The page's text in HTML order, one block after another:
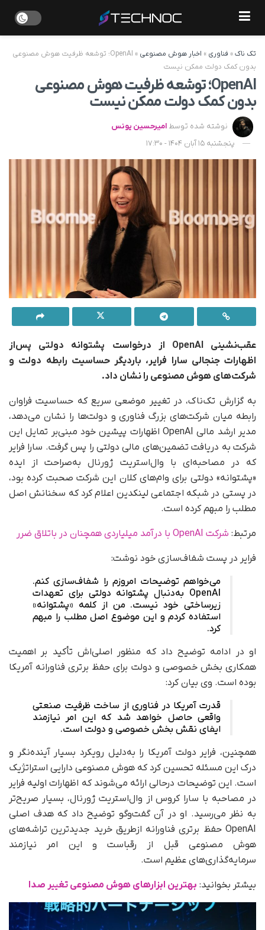
تک ناک» فناوری » اخبار هوش مصنوعی »
OpenAI؛ توشعه ظرفیت هوش مصنوعی
بدون کمک دولت ممکن نیست
OpenAI؛ توشعه ظرفیت هوش مصنوعی
بدون کمک دولت ممکن نیست
نوشته شده توسط امیرحسین یونس
پنجشنبه 15 آبان 1404 - 17:30
عقب‌نشینی OpenAI از درخواست پشتوانه دولتی پس‌از
اظهارات جنجالی سارا فرایر، باردیگر حساسیت رابطه دولت و
شرکت‌های هوش مصنوعی را نشان داد.
به گزارش تک‌ناک، در تغییر موضعی سریع که حساسیت فراوان
رابطه میان شرکت‌های بزرگ فناوری و دولت‌ها را نشان می‌دهد،
مدیر ارشد مالی OpenAI اظهارات پیشین خود مبنی‌بر تمایل این
شرکت به دریافت تضمین‌های مالی دولتی را پس گرفت. سارا فرایر
که در مصاحبه‌ای با وال‌استریت ژورنال به‌صراحت از ایده
«پشتوانه» دولتی برای وام‌های کلان این شرکت صحبت کرده بود،
در پستی در شبکه اجتماعی لینکدین اعلام کرد که سخنانش اصل
مطلب را مبهم کرده است.
مرتبط: شرکت OpenAI با درآمد میلیاردی همچنان در باتلاق ضرر
فرایر در پست شفاف‌سازی خود نوشت:
می‌خواهم توضیحات امروزم را شفاف‌سازی کنم.
OpenAI به‌دنبال پشتوانه دولتی برای تعهدات
زیرساختی خود نیست. من از کلمه «پشتوانه»
استفاده کردم و این موضوع اصل مطلب را مبهم
کرد.
او در ادامه توضیح داد که منظور اصلی‌اش تأکید بر اهمیت
همکاری بخش خصوصی و دولت برای حفظ برتری فناورانه آمریکا
بوده است. وی بیان کرد:
قدرت آمریکا در فناوری از ساخت ظرفیت صنعتی
واقعی حاصل خواهد شد که این امر نیازمند
ایفای نقش بخش خصوصی و دولت است.
همچنین، فرایر دولت آمریکا را به‌دلیل رویکرد بسیار آینده‌نگر و
درک این مسئله تحسین کرد که هوش مصنوعی دارایی استراتژیک
است. این توضیحات درحالی ارائه می‌شوند که اظهارات اولیه فرایر
در مصاحبه با سارا کروس از وال‌استریت ژورنال، بسیار صریح‌تر
به نظر می‌رسید. او در آن گفت‌وگو توضیح داد که هدف اصلی
OpenAI حفظ برتری فناورانه ازطریق خرید جدیدترین تراشه‌های
هوش مصنوعی قبل از رقباست و این امر نیازمند
سرمایه‌گذاری‌های عظیم است.
بیشتر بخوانید: بهترین ابزارهای هوش مصنوعی تغییر صدا